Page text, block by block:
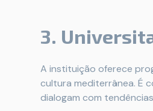
3.
A instituição oferece
cultura mediterrânea. É
dialogam com